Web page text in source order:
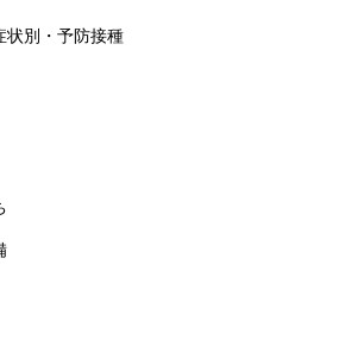
状別・予防接種